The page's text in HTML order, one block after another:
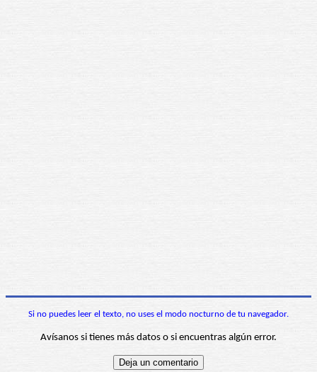
Si no puedes leer el texto, no uses el modo nocturno de tu navegador.
Avísanos si tienes más datos o si encuentras algún error.